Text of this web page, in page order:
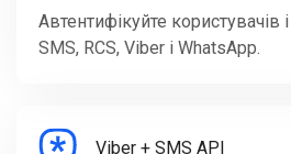
Автентифікуйте користувачів
SMS, RCS, Viber і WhatsApp.
Viber + SMS API